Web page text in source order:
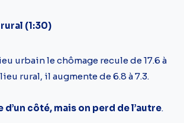
(1:30)
urbain le chômage recule de 17.6 à
rural, il augmente de 6.8 à 7.3.
d’un côté, mais on perd de l’autre.